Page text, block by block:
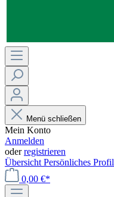
Menü schließen
Mein Konto
Anmelden
oderregistrieren
Übersicht Persönliches Profil
0,00 €*